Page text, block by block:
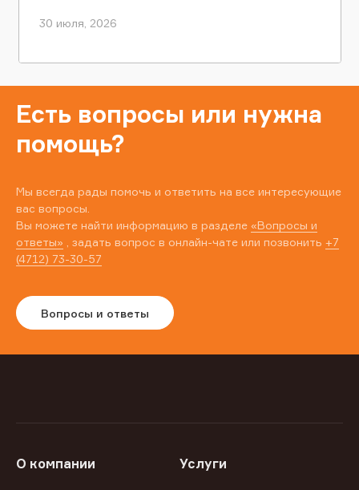
30 июля, 2026
Есть вопросы или нужна
помощь?
Мы всегда рады помочь и ответить на все интересующие
вас вопросы.
Вы можете найти информацию в разделе «Вопросы и
ответы» , задать вопрос в онлайн-чате или позвонить +7
(4712) 73-30-57
Вопросы и ответы
О компании Услуги